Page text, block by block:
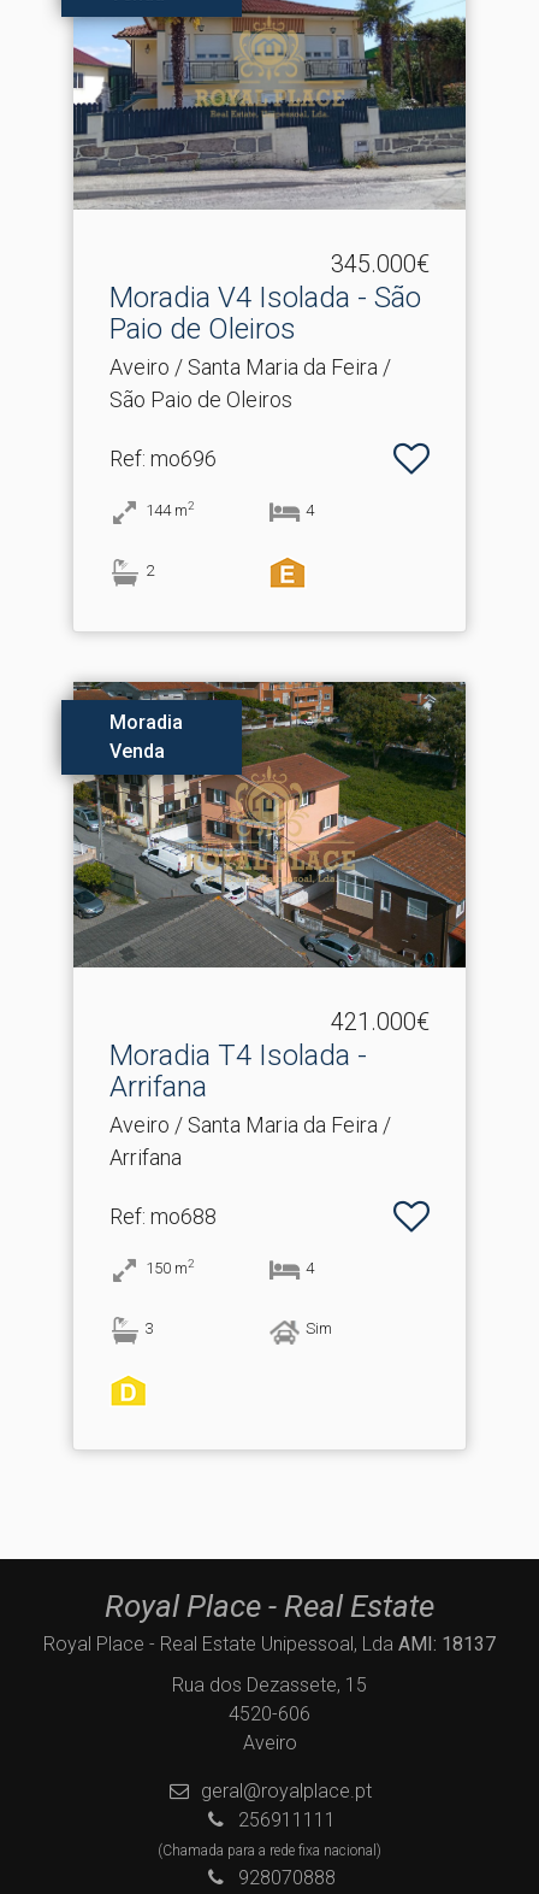
345.000€
Moradia V4 Isolada - São
Paio de Oleiros
Aveiro / Santa Maria da Feira /
São Paio de Oleiros
Ref: mo696
144 m2 4
2
Moradia
Venda
421.000€
Moradia T4 Isolada -
Arrifana
Aveiro / Santa Maria da Feira /
Arrifana
Ref: mo688
150 m2 4
3 Sim
Royal Place - Real Estate
Royal Place - Real Estate Unipessoal, Lda AMI: 18137
Rua dos Dezassete, 15
4520-606
Aveiro
geral@royalplace.pt
256911111
(Chamada para a rede fixa nacional)
928070888